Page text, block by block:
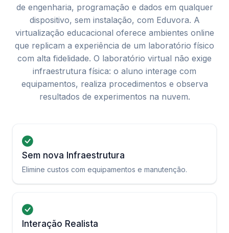
de engenharia, programação e dados em qualquer
dispositivo, sem instalação, com Eduvora. A
virtualização educacional oferece ambientes online
que replicam a experiência de um laboratório físico
com alta fidelidade. O laboratório virtual não exige
infraestrutura física: o aluno interage com
equipamentos, realiza procedimentos e observa
resultados de experimentos na nuvem.
Sem nova Infraestrutura
Elimine custos com equipamentos e manutenção.
Interação Realista